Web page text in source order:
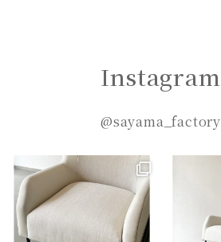
Instagram
@sayama_factory